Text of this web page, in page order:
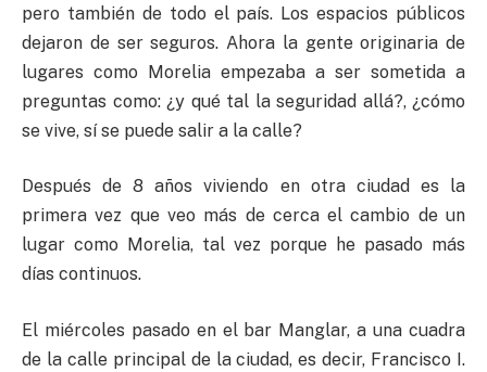
pero también de todo el país. Los espacios públicos
dejaron de ser seguros. Ahora la gente originaria de
lugares como Morelia empezaba a ser sometida a
preguntas como: ¿y qué tal la seguridad allá?, ¿cómo
se vive, sí se puede salir a la calle?
Después de 8 años viviendo en otra ciudad es la
primera vez que veo más de cerca el cambio de un
lugar como Morelia, tal vez porque he pasado más
días continuos.
El miércoles pasado en el bar Manglar, a una cuadra
de la calle principal de la ciudad, es decir, Francisco I.